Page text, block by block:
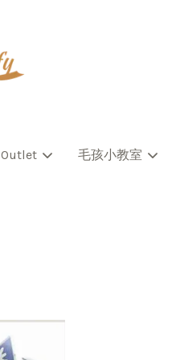
Outlet 毛孩小教室